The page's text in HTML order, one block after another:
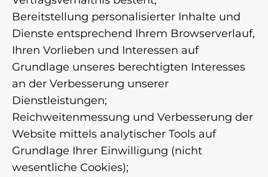
Bereitstellung personalisierter Inhalte und
Dienste entsprechend Ihrem Browserverlauf,
Ihren Vorlieben und Interessen auf
Grundlage unseres berechtigten Interesses
an der Verbesserung unserer
Dienstleistungen;
Reichweitenmessung und Verbesserung der
Website mittels analytischer Tools auf
Grundlage Ihrer Einwilligung (nicht
wesentliche Cookies);